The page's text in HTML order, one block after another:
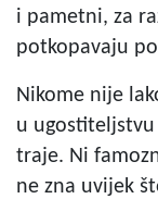
i pametni, za
potkopavaju
Nikome nije
u
traje. Ni
ne zna uvijek